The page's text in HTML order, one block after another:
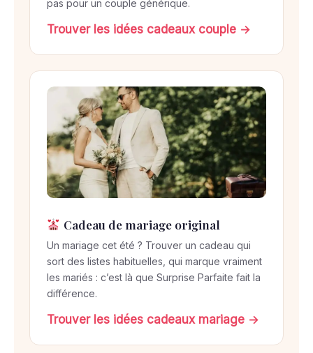
pas pour un couple générique.
Trouver les idées cadeaux couple →
Cadeau de mariage original
Un mariage cet été ? Trouver un cadeau qui
sort des listes habituelles, qui marque vraiment
les mariés : c’est là que Surprise Parfaite fait la
différence.
Trouver les idées cadeaux mariage →